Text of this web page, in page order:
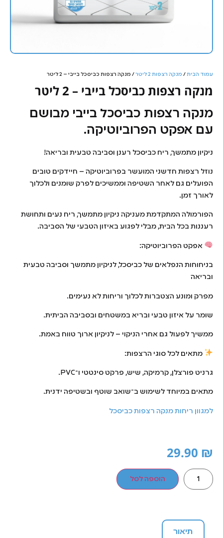
עמוד הבית/ מנקה רצפות 2 ליטר / מנקה רצפות כביסכל בייבי – 2 ליטר
מנקה רצפות כביסכל בייבי – 2 ליטר
מנקה רצפות כביסכל בייבי מבושם
עם אפקט הפרוביוטיקה.
ניקיון מתמשך, ריח כביסכל רענן וסביבה טבעית ובריאה!
נוזל רצפות חדשני המועשר בפרוביוטיקה – חיידקים טובים
הפועלים גם לאחר השטיפה וממשיכים לפרק שומנים ולכלוך
לאורך זמן.
הפורמולה המתקדמת מעניקה ניקיון מתמשך, ריח נעים ותחושת
רעננות בכל הבית, מבלי לפגוע באיזון הטבעי של הסביבה.
אפקט הפרוביוטיקה:
בניחוחות הנפלאים של כביסכל, לניקיון מתמשך וסביבה טבעית
ובריאה
מפרק ומונע הצטברות לכלוך וריחות לא נעימים.
שומר על איזון טבעי ובריא במשטחים ובסביבה הביתית.
ממשיך לפעול גם אחרי הניקוי – לניקיון ארוך טווח באמת.
מתאים לכל סוגי הרצפות:
גרניט פורצלן, קרמיקה, שיש, פרקט סינטטי ו־PVC.
מתאים במיוחד לשימוש ב־שואב שוטף ובשטיפה ידנית.
למגוון ריחות מנקה רצפות כביסכל
29.90 ₪
הוספה לסל
תיאור